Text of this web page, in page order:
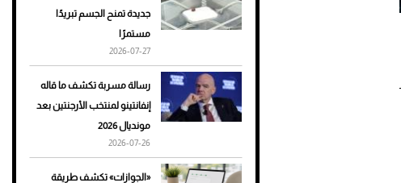
لإطلالة جريئة وعصرية
للرجال
جديدة تمنح الجسم تبريدًا
مستمرًا
2026-07-27
رسالة مسربة تكشف ما قاله
إنفانتينو لمنتخب الأرجنتين بعد
مونديال 2026
2026-07-26
«الجوازات» تكشف طريقة